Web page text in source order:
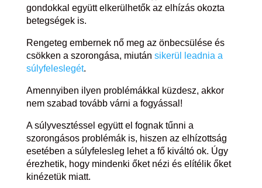
gondokkal együtt elkerülhetők az elhízás okozta
betegségek is.
Rengeteg embernek nő meg az önbecsülése és
csökken a szorongása, miután sikerül leadnia a
súlyfeleslegét.
Amennyiben ilyen problémákkal küzdesz, akkor
nem szabad tovább várni a fogyással!
A súlyvesztéssel együtt el fognak tűnni a
szorongásos problémák is, hiszen az elhízottság
esetében a súlyfelesleg lehet a fő kiváltó ok. Úgy
érezhetik, hogy mindenki őket nézi és elítélik őket
kinézetük miatt.